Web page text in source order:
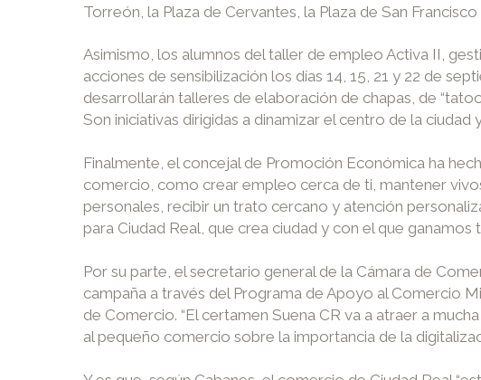
Torreón, la Plaza de Cervantes, la Plaza de San
Asimismo, los alumnos del taller de empleo Activa II,
acciones de sensibilización los días 14, 15, 21 y 22 de
desarrollarán talleres de elaboración de chapas, de
Son iniciativas dirigidas a dinamizar el centro de la
Finalmente, el concejal de Promoción Económica ha
comercio, como crear empleo cerca de ti, mantener
personales, recibir un trato cercano y atención
para Ciudad Real, que crea ciudad y con el que ganamos
Por su parte, el secretario general de la Cámara de
campaña a través del Programa de Apoyo al Comercio
de Comercio. “El certamen Suena CR va a atraer a
al pequeño comercio sobre la importancia de la